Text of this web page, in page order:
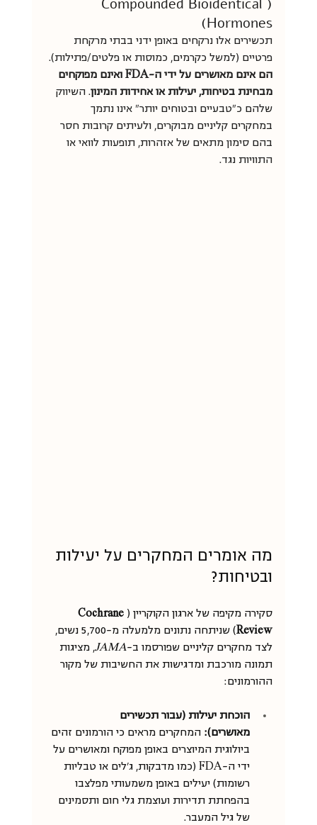
(Compounded Bioidentical
Hormones)
תכשירים אלו נרקחים באופן ידני בבתי מרקחת
פרטיים (למשל כקרמים, כמוסות או פלטים/פתילות).
הם אינם מאושרים על ידי ה-FDA ואינם מפוקחים
מבחינת בטיחות, יעילות או אחידות המינון. השיווק
שלהם כ"טבעיים ובטוחים יותר" אינו נתמך
במחקרים קליניים מבוקרים, ולעיתים קרובות חסר
בהם סימון מתאים של אזהרות, תופעות לוואי או
התוויות נגד.
מה אומרים המחקרים על יעילות
ובטיחות?
סקירה מקיפה של ארגון הקוקריין ( Cochrane
Review
) שניתחה נתונים מלמעלה מ-5,700 נשים,
לצד מחקרים קליניים שפורסמו ב-JAMA, מציגות
תמונה מורכבת ומדגישות את החשיבות של מקור
ההורמונים:
הוכחת יעילות (עבור תכשירים
מאושרים): המחקרים מראים כי הורמונים זהים
ביולוגית המיוצרים באופן מפוקח ומאושרים על
ידי ה-FDA (כמו מדבקות, ג'לים או טבליות
רשומות) יעילים באופן משמעותי מפלצבו
בהפחתת תדירות ועוצמת גלי חום ותסמינים
של גיל המעבר.